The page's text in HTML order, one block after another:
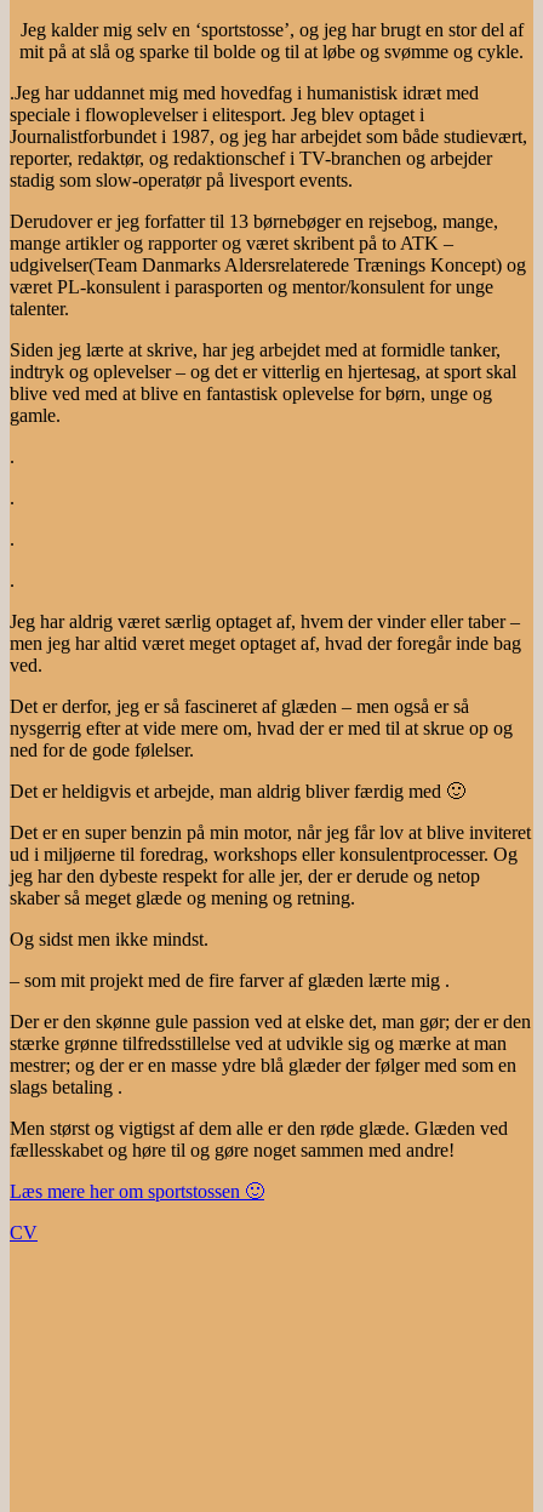
Jeg kalder mig selv en ‘sportstosse’, og jeg har brugt en stor del af
mit på at slå og sparke til bolde og til at løbe og svømme og cykle.
.Jeg har uddannet mig med hovedfag i humanistisk idræt med
speciale i flowoplevelser i elitesport. Jeg blev optaget i
Journalistforbundet i 1987, og jeg har arbejdet som både studievært,
reporter, redaktør, og redaktionschef i TV-branchen og arbejder
stadig som slow-operatør på livesport events.
Derudover er jeg forfatter til 13 børnebøger en rejsebog, mange,
mange artikler og rapporter og været skribent på to ATK –
udgivelser(Team Danmarks Aldersrelaterede Trænings Koncept) og
været PL-konsulent i parasporten og mentor/konsulent for unge
talenter.
Siden jeg lærte at skrive, har jeg arbejdet med at formidle tanker,
indtryk og oplevelser – og det er vitterlig en hjertesag, at sport skal
blive ved med at blive en fantastisk oplevelse for børn, unge og
gamle.
.
.
.
.
Jeg har aldrig været særlig optaget af, hvem der vinder eller taber –
men jeg har altid været meget optaget af, hvad der foregår inde bag
ved.
Det er derfor, jeg er så fascineret af glæden – men også er så
nysgerrig efter at vide mere om, hvad der er med til at skrue op og
ned for de gode følelser.
Det er heldigvis et arbejde, man aldrig bliver færdig med 🙂
Det er en super benzin på min motor, når jeg får lov at blive inviteret
ud i miljøerne til foredrag, workshops eller konsulentprocesser. Og
jeg har den dybeste respekt for alle jer, der er derude og netop
skaber så meget glæde og mening og retning.
Og sidst men ikke mindst.
– som mit projekt med de fire farver af glæden lærte mig .
Der er den skønne gule passion ved at elske det, man gør; der er den
stærke grønne tilfredsstillelse ved at udvikle sig og mærke at man
mestrer; og der er en masse ydre blå glæder der følger med som en
slags betaling .
Men størst og vigtigst af dem alle er den røde glæde. Glæden ved
fællesskabet og høre til og gøre noget sammen med andre!
Læs mere her om sportstossen 🙂
CV